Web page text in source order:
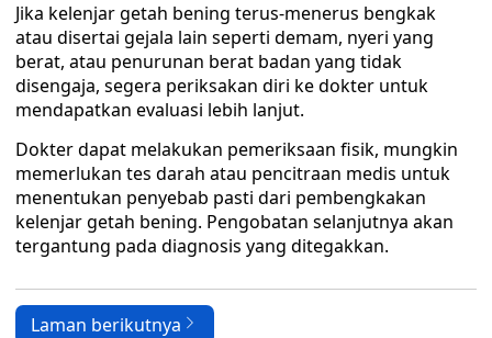
Jika kelenjar getah bening terus-menerus bengkak
atau disertai gejala lain seperti demam, nyeri yang
berat, atau penurunan berat badan yang tidak
disengaja, segera periksakan diri ke dokter untuk
mendapatkan evaluasi lebih lanjut.
Dokter dapat melakukan pemeriksaan fisik, mungkin
memerlukan tes darah atau pencitraan medis untuk
menentukan penyebab pasti dari pembengkakan
kelenjar getah bening. Pengobatan selanjutnya akan
tergantung pada diagnosis yang ditegakkan.
Laman berikutnya